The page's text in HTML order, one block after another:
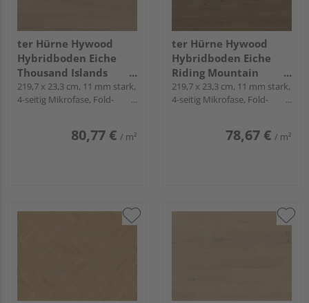
ter Hürne Hywood
Hybridboden Eiche
Thousand Islands
Landhausdiele natur-
geölt extramatt ruhig -
219,7 x 23,3 cm, 11 mm stark,
4-seitig Mikrofase, Fold-
80,77 € / m²
ter Hürne Hywood
Hybridboden Eiche
Riding Mountain
Landhausdiele natur-
geölt extramatt
COLLECTION
219,7 x 23,3 cm, 11 mm stark,
4-seitig Mikrofase, Fold-
78,67 € / m²